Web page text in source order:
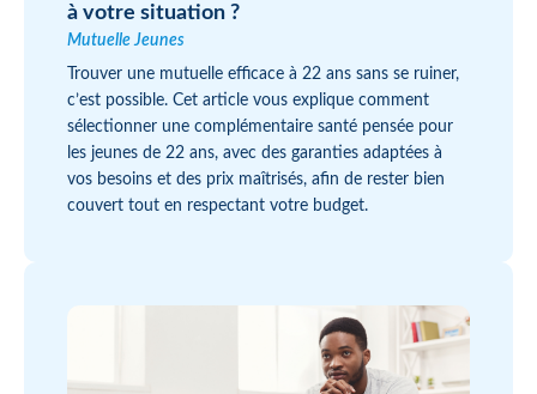
à votre situation ?
Mutuelle Jeunes
Trouver une mutuelle efficace à 22 ans sans se ruiner,
c’est possible. Cet article vous explique comment
sélectionner une complémentaire santé pensée pour
les jeunes de 22 ans, avec des garanties adaptées à
vos besoins et des prix maîtrisés, afin de rester bien
couvert tout en respectant votre budget.